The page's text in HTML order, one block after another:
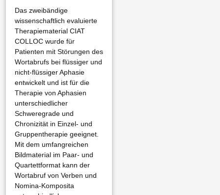
Das zweibändige
wissenschaftlich evaluierte
Therapiematerial CIAT
COLLOC wurde für
Patienten mit Störungen des
Wortabrufs bei flüssiger und
nicht-flüssiger Aphasie
entwickelt und ist für die
Therapie von Aphasien
unterschiedlicher
Schweregrade und
Chronizität in Einzel- und
Gruppentherapie geeignet.
Mit dem umfangreichen
Bildmaterial im Paar- und
Quartettformat kann der
Wortabruf von Verben und
Nomina-Komposita